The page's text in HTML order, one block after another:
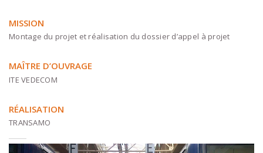
MISSION
Montage du projet et réalisation du dossier d’appel à projet
MAÎTRE D’OUVRAGE
ITE VEDECOM
RÉALISATION
TRANSAMO